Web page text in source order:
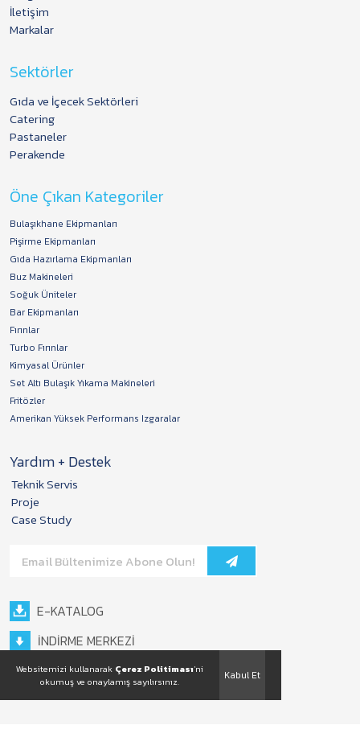
İletişim
Markalar
Sektörler
Gıda ve İçecek Sektörleri
Catering
Pastaneler
Perakende
Öne Çıkan Kategoriler
Bulaşıkhane Ekipmanları
Pişirme Ekipmanları
Gıda Hazırlama Ekipmanları
Buz Makineleri
Soğuk Üniteler
Bar Ekipmanları
Fırınlar
Turbo Fırınlar
Kimyasal Ürünler
Set Altı Bulaşık Yıkama Makineleri
Fritözler
Amerikan Yüksek Performans Izgaralar
Yardım + Destek
Teknik Servis
Proje
Case Study
E-KATALOG
İNDİRME MERKEZİ
Kabul Et
Websitemizi kullanarak Çerez Politiması'ni
okumuş ve onaylamış sayılırsınız.